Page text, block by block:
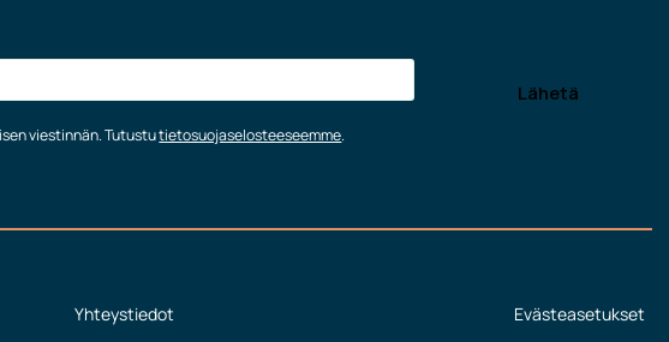
viestinnän. Tutustutietosuojaselosteeseemme.
Yhteystiedot Evästeasetukset